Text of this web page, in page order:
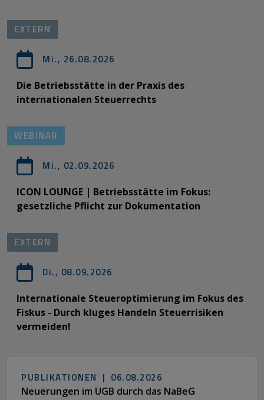
EXTERN
Mi., 26.08.2026
Die Betriebsstätte in der Praxis des
internationalen Steuerrechts
WEBINAR
Mi., 02.09.2026
ICON LOUNGE | Betriebsstätte im Fokus:
gesetzliche Pflicht zur Dokumentation
EXTERN
Di., 08.09.2026
Internationale Steueroptimierung im Fokus des
Fiskus - Durch kluges Handeln Steuerrisiken
vermeiden!
PUBLIKATIONEN | 06.08.2026
Neuerungen im UGB durch das NaBeG